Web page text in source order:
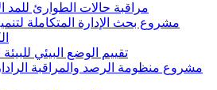
مراقبة حالات الطوارئ للمد
مشروع بحث الإدارة المتكاملة
تقييم الوضع البيئي للبيئة
مشروع منظومة الرصد والمراقبة